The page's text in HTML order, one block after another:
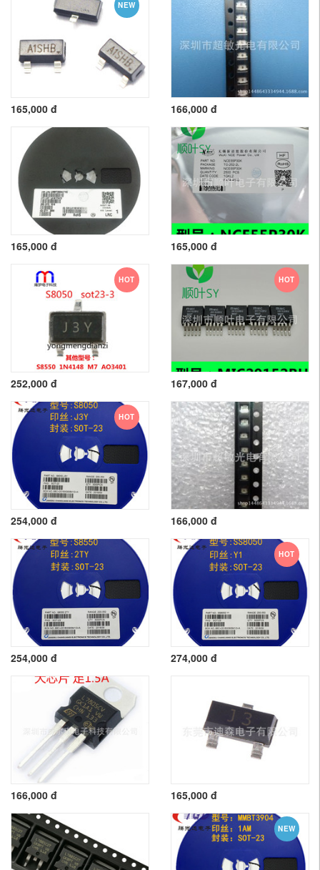
NEW
165,000 đ 166,000 đ
165,000 đ 165,000 đ
HOT
252,000 đ
HOT
167,000 đ
HOT
254,000 đ 166,000 đ
254,000 đ
HOT
274,000 đ
166,000 đ 165,000 đ
NEW